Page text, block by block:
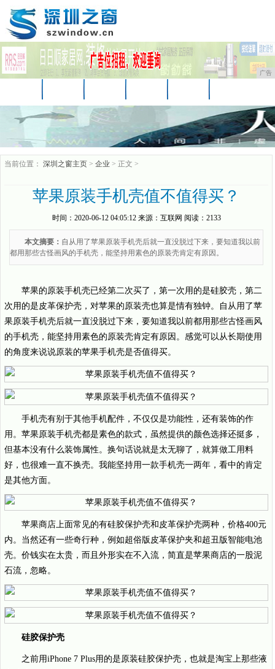
广告
家居 教育
当前位置： 深圳之窗主页 > 企业 > 正文 >
苹果原装手机壳值不值得买？
时间： 2020-06-12 04:05:12来源： 互联网 阅读：2133
本文摘要： 自从用了苹果原装手机壳后就一直没脱过下来，要知道我以前
都用那些古怪画风的手机壳，能坚持用素色的原装壳肯定有原因。
苹果的原装手机壳已经第二次买了，第一次用的是硅胶壳，第二
次用的是皮革保护壳，对苹果的原装壳也算是情有独钟。自从用了苹
果原装手机壳后就一直没脱过下来，要知道我以前都用那些古怪画风
的手机壳，能坚持用素色的原装壳肯定有原因。感觉可以从长期使用
的角度来说说原装的苹果手机壳是否值得买。
手机壳有别于其他手机配件，不仅仅是功能性，还有装饰的作
用。苹果原装手机壳都是素色的款式，虽然提供的颜色选择还挺多，
但基本没有什么装饰属性。换句话说就是太无聊了，就算做工用料
好，也很难一直不换壳。我能坚持用一款手机壳一两年，看中的肯定
是其他方面。
苹果商店上面常见的有硅胶保护壳和皮革保护壳两种，价格400元
内。当然还有一些奇行种，例如超俗版皮革保护夹和超丑版智能电池
壳。价钱实在太贵，而且外形实在不入流，简直是苹果商店的一股泥
石流，忽略。
硅胶保护壳
之前用iPhone 7 Plus用的是原装硅胶保护壳，也就是淘宝上那些液